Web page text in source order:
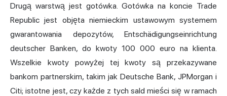
Drugą warstwą jest gotówka. Gotówka na koncie Trade
Republic jest objęta niemieckim ustawowym systemem
gwarantowania depozytów, Entschädigungseinrichtung
deutscher Banken, do kwoty 100 000 euro na klienta.
Wszelkie kwoty powyżej tej kwoty są przekazywane
bankom partnerskim, takim jak Deutsche Bank, JPMorgan i
Citi; istotne jest, czy każde z tych sald mieści się w ramach